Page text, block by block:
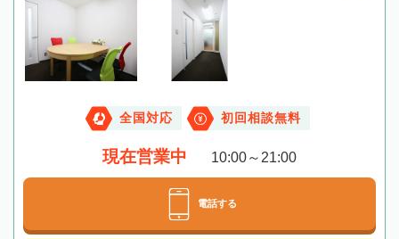
全国対応 初回相談無料
現在営業中 10:00～21:00
電話する